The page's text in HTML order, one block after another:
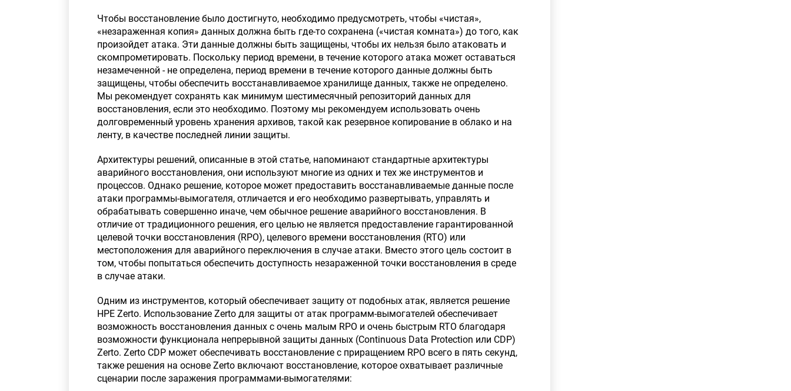
Чтобы восстановление было достигнуто, необходимо предусмотреть, чтобы «чистая»,
«незараженная копия» данных должна быть где-то сохранена («чистая комната») до того, как
произойдет атака. Эти данные должны быть защищены, чтобы их нельзя было атаковать и
скомпрометировать. Поскольку период времени, в течение которого атака может оставаться
незамеченной - не определена, период времени в течение которого данные должны быть
защищены, чтобы обеспечить восстанавливаемое хранилище данных, также не определено.
Мы рекомендует сохранять как минимум шестимесячный репозиторий данных для
восстановления, если это необходимо. Поэтому мы рекомендуем использовать очень
долговременный уровень хранения архивов, такой как резервное копирование в облако и на
ленту, в качестве последней линии защиты.
Архитектуры решений, описанные в этой статье, напоминают стандартные архитектуры
аварийного восстановления, они используют многие из одних и тех же инструментов и
процессов. Однако решение, которое может предоставить восстанавливаемые данные после
атаки программы-вымогателя, отличается и его необходимо развертывать, управлять и
обрабатывать совершенно иначе, чем обычное решение аварийного восстановления. В
отличие от традиционного решения, его целью не является предоставление гарантированной
целевой точки восстановления (RPO), целевого времени восстановления (RTO) или
местоположения для аварийного переключения в случае атаки. Вместо этого цель состоит в
том, чтобы попытаться обеспечить доступность незараженной точки восстановления в среде
в случае атаки.
Одним из инструментов, который обеспечивает защиту от подобных атак, является решение
НРЕ Zerto. Использование Zerto для защиты от атак программ-вымогателей обеспечивает
возможность восстановления данных с очень малым RPO и очень быстрым RTO благодаря
возможности функционала непрерывной защиты данных (Continuous Data Protection или CDP)
Zerto. Zerto CDP может обеспечивать восстановление с приращением RPO всего в пять секунд,
также решения на основе Zerto включают восстановление, которое охватывает различные
сценарии после заражения программами-вымогателями: